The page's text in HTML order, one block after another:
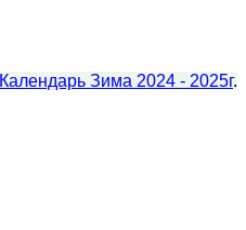
Календарь Зима 2024 - 2025г.